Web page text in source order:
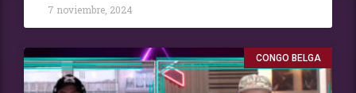
7 noviembre, 2024
CONGO BELGA